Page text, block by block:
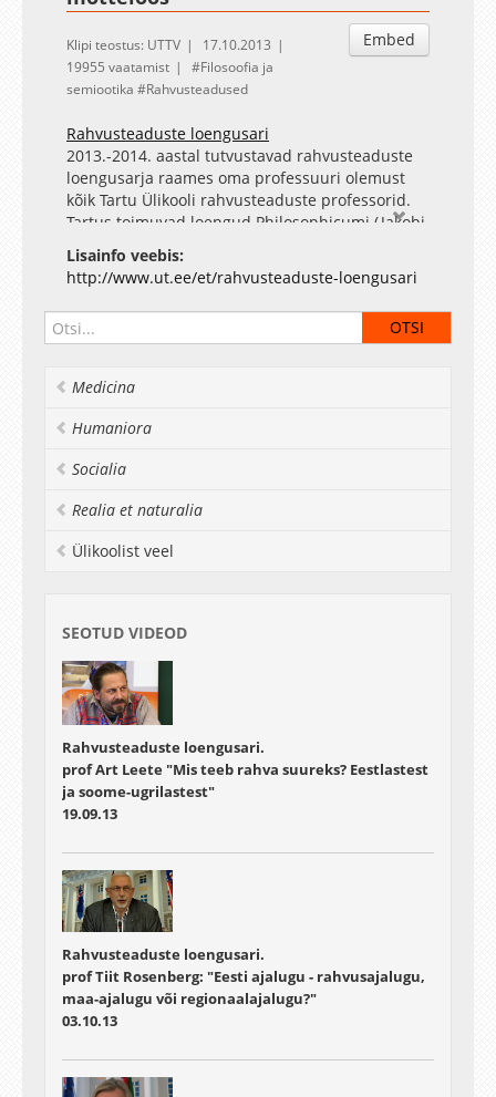
Embed
Klipi teostus: UTTV
17.10.2013
19955 vaatamist
Filosoofia ja
semiootika
Rahvusteadused
Rahvusteaduste loengusari
2013.-2014. aastal tutvustavad rahvusteaduste
loengusarja raames oma professuuri olemust
kõik Tartu Ülikooli rahvusteaduste professorid.
Tartus toimuvad loengud Philosophicumi (Jakobi
2) ringauditooriumis. Igale loengule järgneb
aktiivne ühisosa - seminar, aruteluring, viktoriin,
filmivaatamine või midagi muud põnevat.
Mõistatusliku Eesti mõtteloo ülesandest "aru
andes" lähtutakse sellest, mis on olemas -
"Ilmamaa" väljaandes. Nõnda tähendaks see
ühtlasi üritust püsida avaramalt kui ainult
ajaloo professor alates 1992. aastast ning Eesti
filosoofia ajaloo professor 2008. aastast.
Fenomenoloogilise filosoofia (Edmund Husserl)
ja olemisajaloolise mõtlemise (Martin Heidegger)
mõttelugu" esindatud köitega "Kõrb kasvab".
Fondi (Bonn) stipendiaat (1984-1985, 1990-1991),
tõlkinud eesti keelde ka M. Heideggeri teoseid
("Sissejuhatus metafüüsikasse", "Kunstiteose
algupära").
ModeraatorVivian Bohl
Meediaedastusteenused - MIND Media
Lisainfo veebis:
http://www.ut.ee/et/rahvusteaduste-loengusari
Medicina
Humaniora
Socialia
Realia et naturalia
Ülikoolist veel
SEOTUD VIDEOD
Rahvusteaduste loengusari.
prof Art Leete "Mis teeb rahva suureks? Eestlastest
ja soome-ugrilastest"
19.09.13
Rahvusteaduste loengusari.
prof Tiit Rosenberg: "Eesti ajalugu - rahvusajalugu,
maa-ajalugu või regionaalajalugu?"
03.10.13